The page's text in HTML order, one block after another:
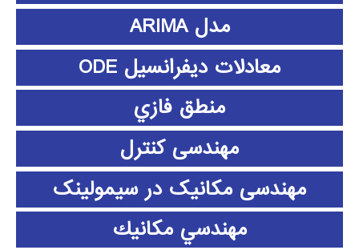
مدل ARIMA
معادلات دیفرانسیل ODE
منطق فازي
مهندسی کنترل
مهندسی مکانیک در سیمولینک
مهندسي مكانيك